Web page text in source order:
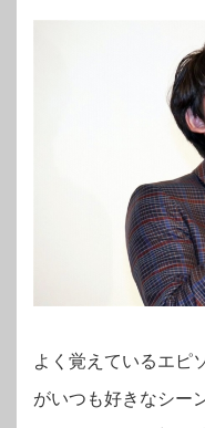
よく覚えているエピ
がいつも好きなシー